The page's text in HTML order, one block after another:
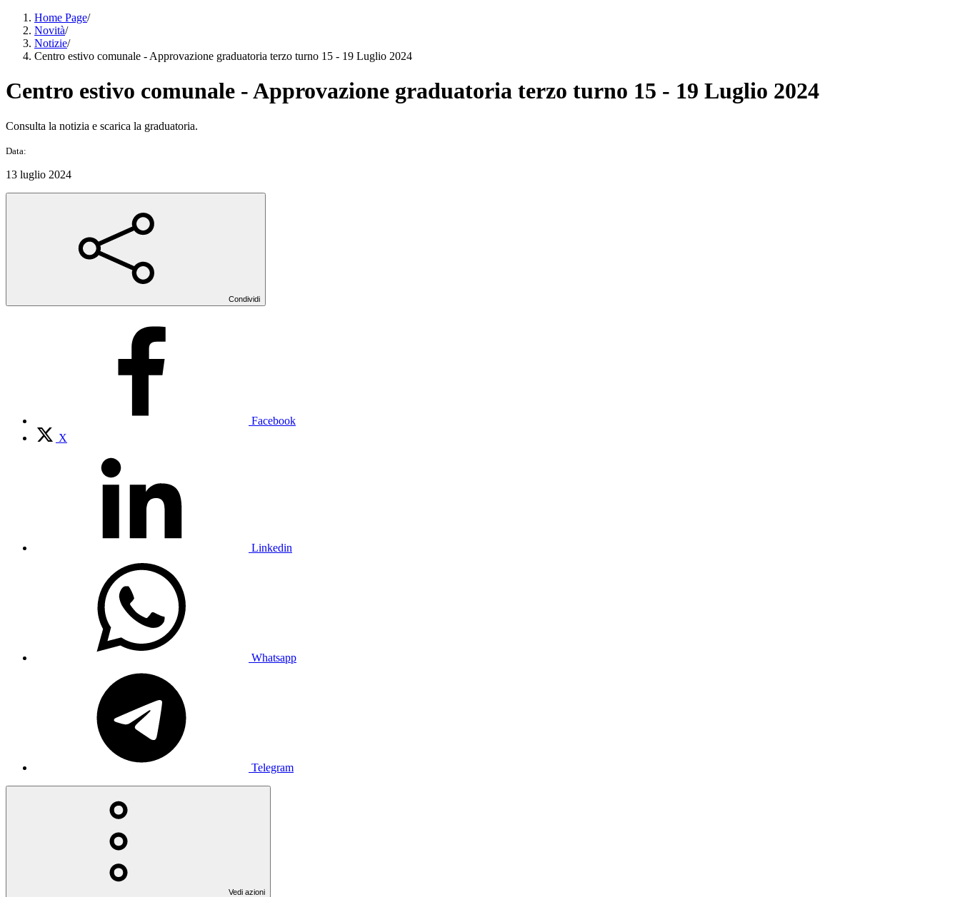
Home Page/
Novità/
Notizie/
Centro estivo comunale - Approvazione graduatoria terzo turno 15 - 19 Luglio 2024
Centro estivo comunale - Approvazione graduatoria terzo turno 15 - 19 Luglio 2024
Consulta la notizia e scarica la graduatoria.
Data:
13 luglio 2024
Condividi
Facebook
X
Linkedin
Whatsapp
Telegram
Vedi azioni